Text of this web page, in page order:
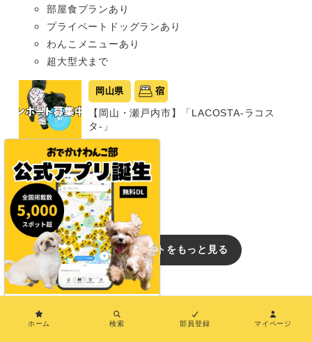
部屋食プランあり
プライベートドッグランあり
わんこメニューあり
超大型犬まで
岡山県 宿
【岡山・瀬戸内市】「LACOSTA-ラコス
タ-」
グランピング
同室宿泊OK
部屋食プランあり
中型犬まで
おでかけレポートをもっと見る
イベント
ナイトタイムを楽しむ「ライトアップドッ
ホーム 検索 部員登録 マイページ